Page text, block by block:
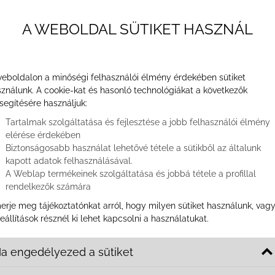
hogy éjszaka felkel, leszáll az ágyról, és egy puha
se keresi. Egy gyerekszobába vagy hálószobába fontos
mászik rajta, nem kell feltétlenül azon izgulnunk,
ülve végig játszani. A padlószõnyeg nagy elõnye az is,
általában 4 és 5 m-es szélességben
akár ragasztás nélkül is le lehet rakni, de ha valaki
információk a
legnagyobb elõnye, hogy az úgynevezett
is kellemes hõérzetet biztosít. Emellett sokkal
a különbözõ fajta parketták.
jó hõszigetelõ, a szõnyegpadló kiváló hangszigetelõ is,
hogy a lépések zaja megzavarja a többi családtagot.
A WEBOLDAL SÜTIKET HASZNÁL
a minőségi felhasználói élmény érdekében sütiket
A cookie-kat és hasonló technológiákat a következők
használjuk:
Tartalmak szolgáltatása és fejlesztése a jobb felhasználói élmény
elérése érdekében
Biztonságosabb használat lehetővé tétele a sütikből az általunk
kapott adatok felhasználásával.
A Weblap termékeinek szolgáltatása és jobbá tétele a profillal
rendelkezők számára
meg tájékoztatónkat arról, hogy milyen sütiket használunk, vagy
résznél ki lehet kapcsolni a használatukat.
engedélyezed a sütiket